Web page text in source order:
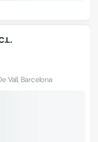
Vall, Barcelona